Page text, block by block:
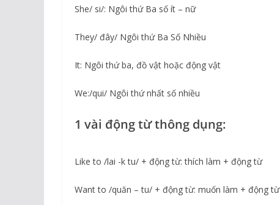
She/ si/: Ngôi thứ Ba số ít – nữ
They/ đây/ Ngôi thứ Ba Số Nhiều
It: Ngôi thứ ba, đồ vật hoặc động vật
We:/qui/ Ngôi thứ nhất số nhiều
1 vài động từ thông dụng:
Like to /lai -k tu/ + động từ: thích làm + động từ
Want to /quăn – tu/ + động từ: muốn làm + động từ